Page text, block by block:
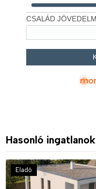
Hasonló ingatlanok
Eladó